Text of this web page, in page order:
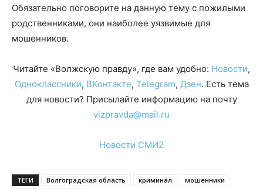
Обязательно поговорите на данную тему с пожилыми
родственниками, они наиболее уязвимые для
мошенников.
Читайте «Волжскую правду», где вам удобно: Новости,
Одноклассники, ВКонтакте, Telegram, Дзен. Есть тема
для новости? Присылайте информацию на почту
vlzpravda@mail.ru
Новости СМИ2
ТЕГИ Волгоградская область криминал
мошенники